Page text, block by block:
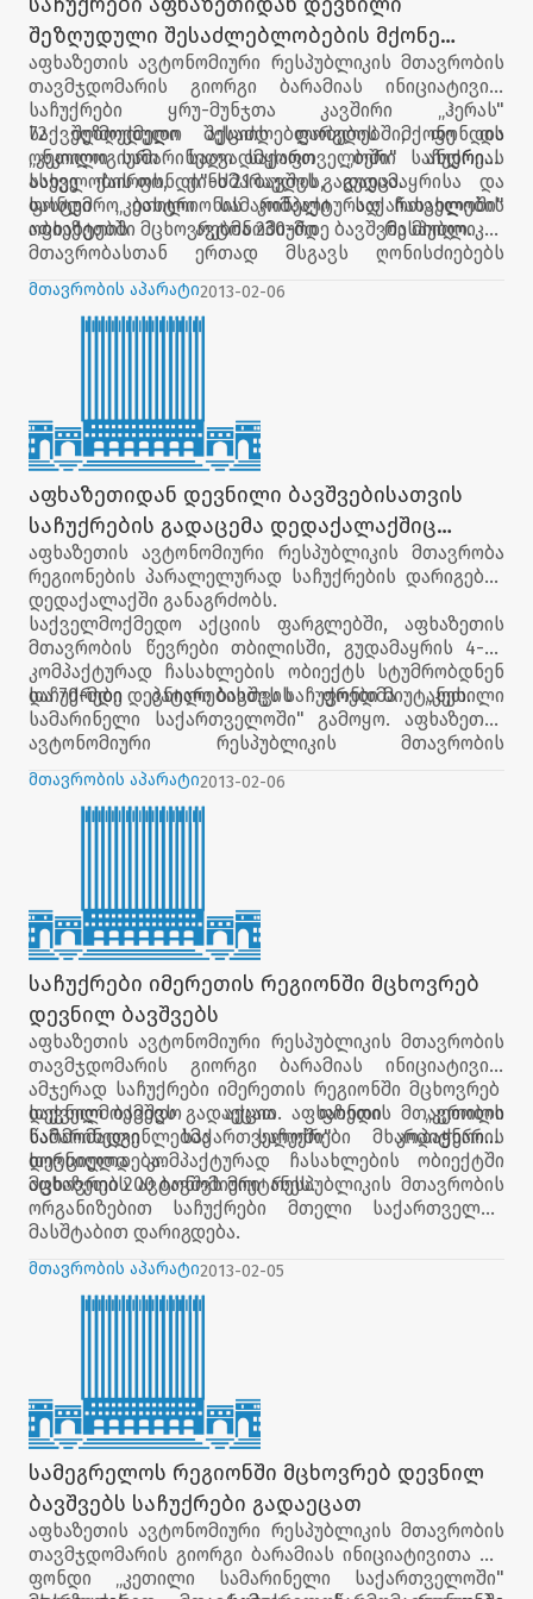
საჩუქრები აფხაზეთიდან დევნილი
შეზღუდული შესაძლებლობების მქონე
ბავშვებისათვის
აფხაზეთის ავტონომიური რესპუბლიკის მთავრობის
თავმჯდომარის გიორგი ბარამიას ინიციატივით
საჩუქრები ყრუ-მუნჯთა კავშირი „ჰერას"
72 შეზღუდული შესაძლებლობების მქონე და
ონკოლოგიური საავადმყოფო „ბერი ანდრიას
სახელობის ფონდი"-ს 21 ბავშვს გადაეცა.
საქველმოქმედო აქციის ფარგლებში, ფონდის
„კეთილი სამარინელი საქართველოში" საჩუქრები
ასევე ქაიროს, ქინძმარაულის, გუდამაყრისა და
სასტუმრო ბახტრიონის კომპაქტურად ჩასახლების
ობიექტებში მცხოვრებმა 230-მდე ბავშვმა მიიღო.
ფონდი „კეთილი სამარინელი საქართველოში"
აფხაზეთის ავტონომიური რესპუბლიკის
მთავრობასთან ერთად მსგავს ღონისძიებებს
რამდენიმე წელია ახორციელებს.
მთავრობის აპარატი2013-02-06
აფხაზეთიდან დევნილი ბავშვებისათვის
საჩუქრების გადაცემა დედაქალაქშიც
გრძელდება
აფხაზეთის ავტონომიური რესპუბლიკის მთავრობა
რეგიონების პარალელურად საჩუქრების დარიგებას
დედაქალაქში განაგრძობს.
საქველმოქმედო აქციის ფარგლებში, აფხაზეთის
მთავრობის წევრები თბილისში, გუდამაყრის 4-ში
კომპაქტურად ჩასახლების ობიექტს სტუმრობდნენ
და 70-მდე დევნილი ბავშვს საჩუქრები მიუტანეს.
საჩუქრები პატარებისთვის ფონდმა „კეთილი
სამარინელი საქართველოში" გამოყო. აფხაზეთის
ავტონომიური რესპუბლიკის მთავრობის
ორგანიზებით საჩუქრები ორი დღის განმავლობაში
არაერთმა პატარამ მიიღო.
მთავრობის აპარატი2013-02-06
საჩუქრები იმერეთის რეგიონში მცხოვრებ
დევნილ ბავშვებს
აფხაზეთის ავტონომიური რესპუბლიკის მთავრობის
თავმჯდომარის გიორგი ბარამიას ინიციატივით
ამჯერად საჩუქრები იმერეთის რეგიონში მცხოვრებ
დევნილ ბავშვს გადაეცათ. აფხაზეთის მთავრობის
წარმომადგენლებმა საჩუქრები კოპიტნარის
დევნილთა კომპაქტურად ჩასახლების ობიექტში
მცხოვრებ 200 ბავშვს მიუტანეს.
საქველმოქმედო აქცია ფონდი „კეთილი
სამარინელი საქართველოში" მხარდაჭერით
ხორციელდება.
აფხაზეთის ავტონომიური რესპუბლიკის მთავრობის
ორგანიზებით საჩუქრები მთელი საქართველოს
მასშტაბით დარიგდება.
მთავრობის აპარატი2013-02-05
სამეგრელოს რეგიონში მცხოვრებ დევნილ
ბავშვებს საჩუქრები გადაეცათ
აფხაზეთის ავტონომიური რესპუბლიკის მთავრობის
თავმჯდომარის გიორგი ბარამიას ინიციატივითა და
ფონდი „კეთილი სამარინელი საქართველოში"